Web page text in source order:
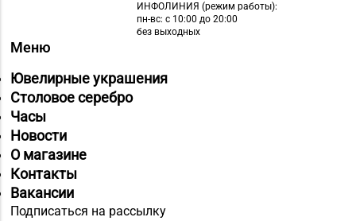
ИНФОЛИНИЯ (режим работы):
пн-вс: с 10:00 до 20:00
без выходных
Меню
Ювелирные украшения
Столовое серебро
Часы
Новости
О магазине
Контакты
Вакансии
Подписаться на рассылку